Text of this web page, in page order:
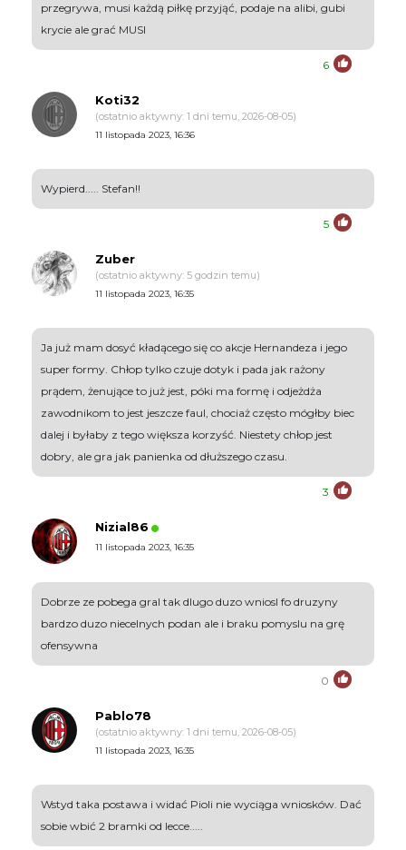
przegrywa, musi każdą piłkę przyjąć, podaje na alibi, gubi
krycie ale grać MUSI
6
Koti32
(ostatnio aktywny: 1 dni temu, 2026-08-05)
11 listopada 2023, 16:36
Wypierd..... Stefan!!
5
Zuber
(ostatnio aktywny: 5 godzin temu)
11 listopada 2023, 16:35
Ja już mam dosyć kładącego się co akcje Hernandeza i jego
super formy. Chłop tylko czuje dotyk i pada jak rażony
prądem, żenujące to już jest, póki ma formę i odjeżdża
zawodnikom to jest jeszcze faul, chociaż często mógłby biec
dalej i byłaby z tego większa korzyść. Niestety chłop jest
dobry, ale gra jak panienka od dłuższego czasu.
3
Nizial86
11 listopada 2023, 16:35
Dobrze ze pobega gral tak dlugo duzo wniosl fo druzyny
bardzo duzo niecelnych podan ale i braku pomyslu na grę
ofensywna
0
Pablo78
(ostatnio aktywny: 1 dni temu, 2026-08-05)
11 listopada 2023, 16:35
Wstyd taka postawa i widać Pioli nie wyciąga wniosków. Dać
sobie wbić 2 bramki od lecce.....